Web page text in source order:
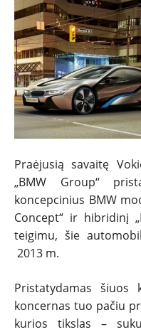
Praėjusią savaitę
„BMW Group“
koncepcinius BMW
Concept“ ir hibridinį
teigimu, šie
2013 m.
Pristatydamas šiuos
koncernas tuo pačiu
kurios tikslas –